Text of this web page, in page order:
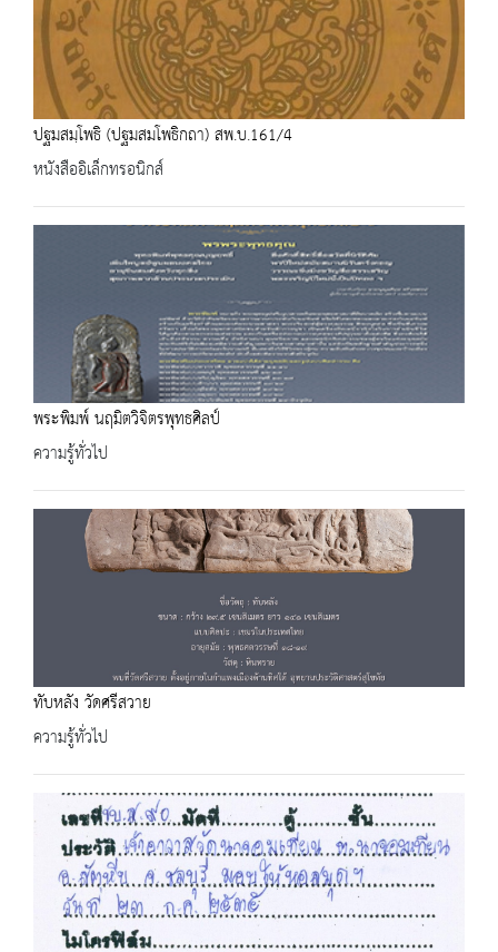
ปฐมสมฺโพธิ (ปฐมสมโพธิกถา) สพ.บ.161/4
หนังสืออิเล็กทรอนิกส์
พระพิมพ์ นฤมิตวิจิตรพุทธศิลป์
ความรู้ทั่วไป
ทับหลัง วัดศรีสวาย
ความรู้ทั่วไป